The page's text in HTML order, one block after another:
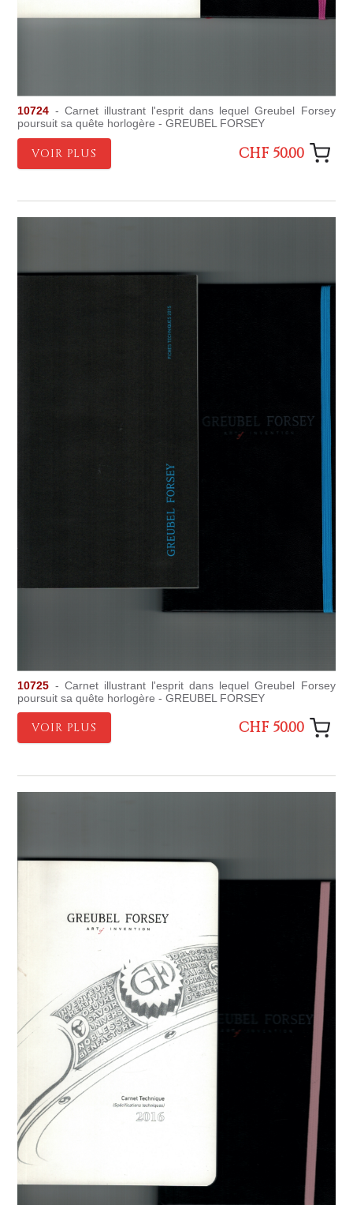
10724 - Carnet illustrant l'esprit dans lequel Greubel Forsey
poursuit sa quête horlogère - GREUBEL FORSEY
VOIR PLUS CHF 50.00
10725 - Carnet illustrant l'esprit dans lequel Greubel Forsey
poursuit sa quête horlogère - GREUBEL FORSEY
VOIR PLUS CHF 50.00